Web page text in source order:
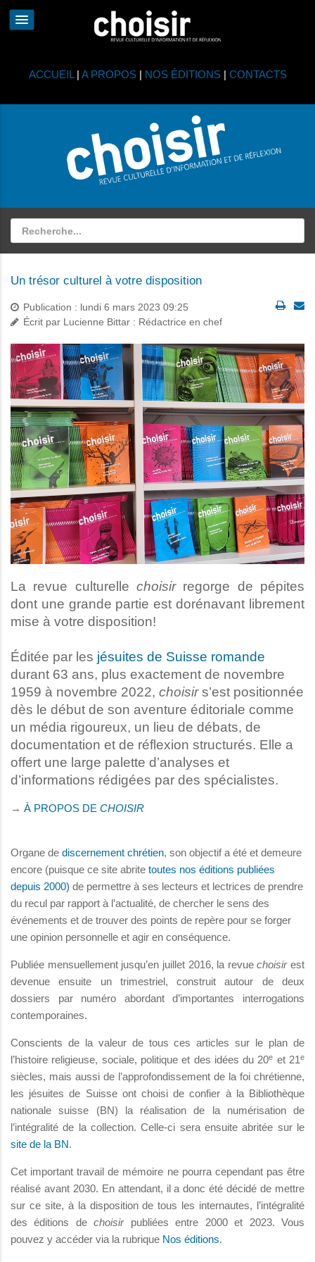
ACCUEIL | A PROPOS| NOS ÉDITIONS| CONTACTS
Un trésor culturel à votre disposition
Publication : lundi 6 mars 2023 09:25
Écrit par
Lucienne Bittar : Rédactrice en chef
La revue culturelle choisirregorge de pépites
dont une grande partie est dorénavant librement
mise à votre disposition!
Éditée par les jésuites de Suisse romande
durant 63 ans, plus exactement de novembre
1959 à novembre 2022, choisirs’est positionnée
dès le début de son aventure éditoriale comme
un média rigoureux, un lieu de débats, de
documentation et de réflexion structurés. Elle a
offert une large palette d’analyses et
d’informations rédigées par des spécialistes.
→ À PROPOS DE CHOISIR
Organe de discernement chrétien, son objectif a été et demeure
encore (puisque ce site abrite toutes nos éditions publiées
depuis 2000) de permettre à ses lecteurs et lectrices de prendre
du recul par rapport à l’actualité, de chercher le sens des
événements et de trouver des points de repère pour se forger
une opinion personnelle et agir en conséquence.
Publiée mensuellement jusqu’en juillet 2016, la revuechoisirest
devenue ensuite un trimestriel, construit autour de deux
dossiers par numéro abordant d’importantes interrogations
contemporaines.
Conscients de la valeur de tous ces articles sur le plan de
l’histoire religieuse, sociale, politique et des idées du 20e et 21e
siècles, mais aussi de l’approfondissement de la foi chrétienne,
les jésuites de Suisse ont choisi de confier à la Bibliothèque
nationale suisse (BN) la réalisation de la numérisation de
l’intégralité de la collection. Celle-ci sera ensuite abritée sur le
site de la BN.
Cet important travail de mémoire ne pourra cependant pas être
réalisé avant 2030. En attendant, il a donc été décidé de mettre
sur ce site, à la disposition de tous les internautes, l’intégralité
des éditions dechoisirpubliées entre 2000 et 2023. Vous
pouvez y accéder via la rubrique Nos éditions.